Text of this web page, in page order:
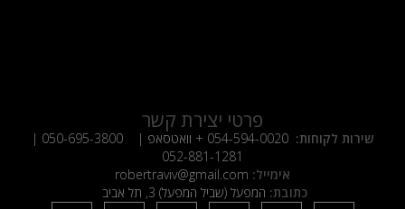
פרטי יצירת קשר
שירות לקוחות: 054-594-0020 + וואטסאפ | 050-695-3800
|
052-881-1281
אימייל: robertraviv@gmail.com
כתובת: המפעל (שביל המפעל) 3, תל אביב